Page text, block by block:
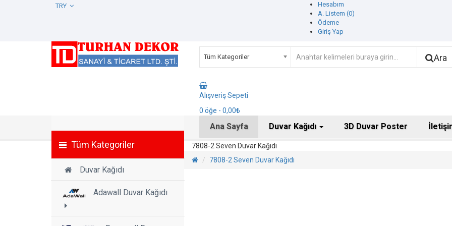
Hesabım
A. Listem (0)
Ödeme
Giriş Yap
Tüm Kategoriler Ara
Alışveriş Sepeti
0 öğe - 0,00₺
Tüm Kategoriler
Duvar Kağıdı
Adawall Duvar Kağıdı
Ana Sayfa Duvar Kağıdı 3D Duvar Poster
7808-2 Seven Duvar Kağıdı
7808-2 Seven Duvar Kağıdı